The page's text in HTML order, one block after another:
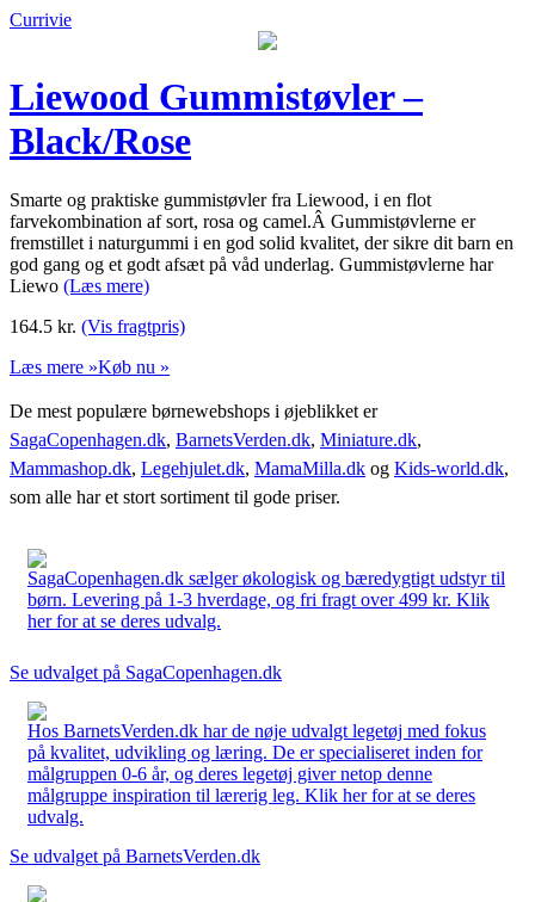
Currivie
Liewood Gummistøvler –
Black/Rose
Smarte og praktiske gummistøvler fra Liewood, i en flot
farvekombination af sort, rosa og camel.Â Gummistøvlerne er
fremstillet i naturgummi i en god solid kvalitet, der sikre dit barn en
god gang og et godt afsæt på våd underlag. Gummistøvlerne har
Liewo (Læs mere)
164.5 kr. (Vis fragtpris)
Læs mere »Køb nu »
De mest populære børnewebshops i øjeblikket er
SagaCopenhagen.dk, BarnetsVerden.dk, Miniature.dk,
Mammashop.dk, Legehjulet.dk, MamaMilla.dk og Kids-world.dk,
som alle har et stort sortiment til gode priser.
SagaCopenhagen.dk sælger økologisk og bæredygtigt udstyr til
børn. Levering på 1-3 hverdage, og fri fragt over 499 kr. Klik
her for at se deres udvalg.
Se udvalget på SagaCopenhagen.dk
Hos BarnetsVerden.dk har de nøje udvalgt legetøj med fokus
på kvalitet, udvikling og læring. De er specialiseret inden for
målgruppen 0-6 år, og deres legetøj giver netop denne
målgruppe inspiration til lærerig leg. Klik her for at se deres
udvalg.
Se udvalget på BarnetsVerden.dk